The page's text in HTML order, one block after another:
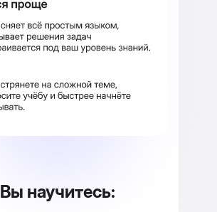
Вы научитесь: